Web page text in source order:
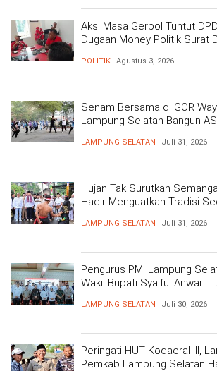
Aksi Masa Gerpol Tuntut
Dugaan Money Politik Surat
POLITIK Agustus 3, 2026
Senam Bersama di GOR
Lampung Selatan Bangun
LAMPUNG SELATAN Juli 31, 2026
Hujan Tak Surutkan
Hadir Menguatkan Tradisi
LAMPUNG SELATAN Juli 31, 2026
Pengurus PMI Lampung
Wakil Bupati Syaiful Anwar
LAMPUNG SELATAN Juli 30, 2026
Peringati HUT Kodaeral III,
Pemkab Lampung Selatan